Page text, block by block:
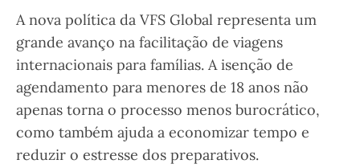
A nova política da VFS Global representa um
grande avanço na facilitação de viagens
internacionais para famílias. A isenção de
agendamento para menores de 18 anos não
apenas torna o processo menos burocrático,
como também ajuda a economizar tempo e
reduzir o estresse dos preparativos.